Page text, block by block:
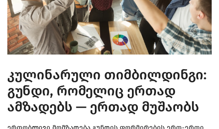
კულინარული თიმბილდინგი:
გუნდი, რომელიც ერთად
ამზადებს — ერთად მუშაობს